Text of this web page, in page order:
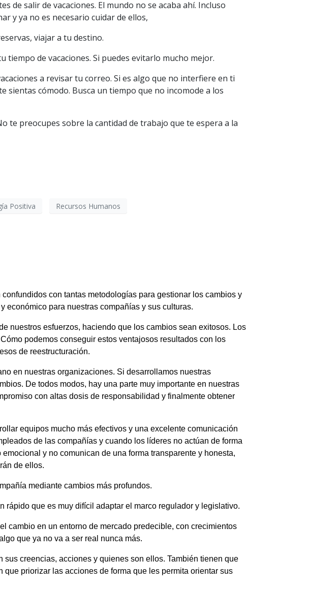
de salir de vacaciones. El mundo no se acaba ahí. Incluso
y ya no es necesario cuidar de ellos,
viajar a tu destino.
tiempo de vacaciones. Si puedes evitarlo mucho mejor.
a revisar tu correo. Si es algo que no interfiere en ti
sientas cómodo. Busca un tiempo que no incomode a los
te preocupes sobre la cantidad de trabajo que te espera a la
Positiva Recursos Humanos
con tantas metodologías para gestionar los cambios y
económico para nuestras compañías y sus culturas.
nuestros esfuerzos, haciendo que los cambios sean exitosos. Los
podemos conseguir estos ventajosos resultados con los
de reestructuración.
en nuestras organizaciones. Si desarrollamos nuestras
De todos modos, hay una parte muy importante en nuestras
con altas dosis de responsabilidad y finalmente obtener
equipos mucho más efectivos y una excelente comunicación
de las compañías y cuando los líderes no actúan de forma
y no comunican de una forma transparente y honesta,
de ellos.
mediante cambios más profundos.
rápido que es muy difícil adaptar el marco regulador y legislativo.
cambio en un entorno de mercado predecible, con crecimientos
que ya no va a ser real nunca más.
creencias, acciones y quienes son ellos. También tienen que
priorizar las acciones de forma que les permita orientar sus